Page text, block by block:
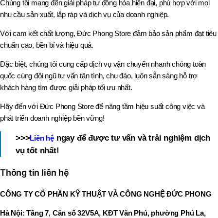
Chúng tôi mang đến giải pháp tự động hóa hiện đại, phù hợp với mọi
nhu cầu sản xuất, lắp ráp và dịch vụ của doanh nghiệp.
Với cam kết chất lượng, Đức Phong Store đảm bảo sản phẩm đạt tiêu
chuẩn cao, bền bỉ và hiệu quả.
Đặc biệt, chúng tôi cung cấp dịch vụ vận chuyển nhanh chóng toàn
quốc cùng đội ngũ tư vấn tận tình, chu đáo, luôn sẵn sàng hỗ trợ
khách hàng tìm được giải pháp tối ưu nhất.
Hãy đến với Đức Phong Store để nâng tầm hiệu suất công việc và
phát triển doanh nghiệp bền vững!
>>>Liên hệ ngay để được tư vấn và trải nghiệm dịch
vụ tốt nhất!
Thông tin liên hệ
CÔNG TY CỔ PHẦN KỸ THUẬT VÀ CÔNG NGHỆ ĐỨC PHONG
Hà Nội: Tầng 7, Căn số 32V5A, KĐT Văn Phú, phường Phú La,